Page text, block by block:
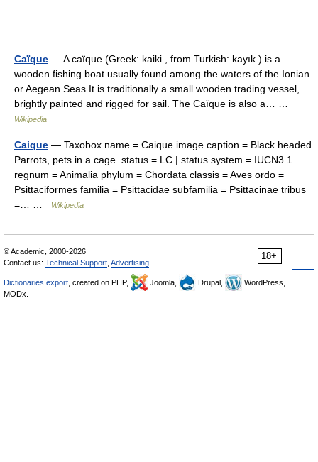
Caïque — A caïque (Greek: kaiki , from Turkish: kayık ) is a
wooden fishing boat usually found among the waters of the Ionian
or Aegean Seas.It is traditionally a small wooden trading vessel,
brightly painted and rigged for sail. The Caïque is also a… …
Wikipedia
Caique — Taxobox name = Caique image caption = Black headed
Parrots, pets in a cage. status = LC | status system = IUCN3.1
regnum = Animalia phylum = Chordata classis = Aves ordo =
Psittaciformes familia = Psittacidae subfamilia = Psittacinae tribus
=… …
Wikipedia
18+
© Academic, 2000-2026
Contact us: Technical Support Advertising
Dictionaries export , created on PHP, Joomla, Drupal,
WordPress,
MODx.